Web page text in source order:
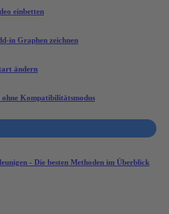
einbetten
in Graphen zeichnen
ändern
Kompatibilitätsmodus
- Die besten Methoden im Überblick